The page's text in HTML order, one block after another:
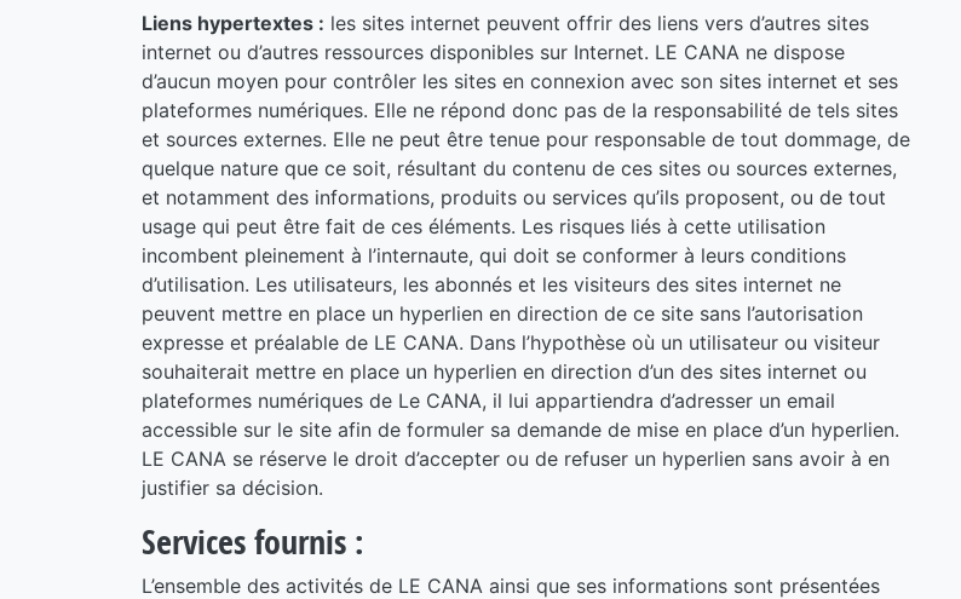
Liens hypertextes : les sites internet peuvent offrir des liens vers d’autres sites
internet ou d’autres ressources disponibles sur Internet. LE CANA ne dispose
d’aucun moyen pour contrôler les sites en connexion avec son sites internet et ses
plateformes numériques. Elle ne répond donc pas de la responsabilité de tels sites
et sources externes. Elle ne peut être tenue pour responsable de tout dommage, de
quelque nature que ce soit, résultant du contenu de ces sites ou sources externes,
et notamment des informations, produits ou services qu’ils proposent, ou de tout
usage qui peut être fait de ces éléments. Les risques liés à cette utilisation
incombent pleinement à l’internaute, qui doit se conformer à leurs conditions
d’utilisation. Les utilisateurs, les abonnés et les visiteurs des sites internet ne
peuvent mettre en place un hyperlien en direction de ce site sans l’autorisation
expresse et préalable de LE CANA. Dans l’hypothèse où un utilisateur ou visiteur
souhaiterait mettre en place un hyperlien en direction d’un des sites internet ou
plateformes numériques de Le CANA, il lui appartiendra d’adresser un email
accessible sur le site afin de formuler sa demande de mise en place d’un hyperlien.
LE CANA se réserve le droit d’accepter ou de refuser un hyperlien sans avoir à en
justifier sa décision.
Services fournis :
L’ensemble des activités de LE CANA ainsi que ses informations sont présentées